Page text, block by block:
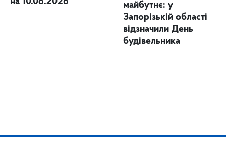
майбутнє: у
Запорізькій області
відзначили День
будівельника